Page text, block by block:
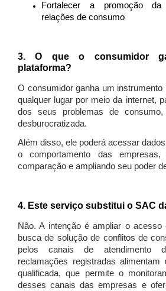
Fortalecer a promoção da
relações de consumo
3. O que o consumidor
plataforma?
O consumidor ganha um
qualquer lugar por meio da internet,
dos seus problemas de
desburocratizada.
Além disso, ele poderá acessar
o comportamento das empresas,
comparação e ampliando seu poder
4. Este serviço substitui o SAC
Não. A intenção é ampliar o
busca de solução de conflitos de
pelos canais de atendimento
reclamações registradas
qualificada, que permite o
desses canais das empresas e